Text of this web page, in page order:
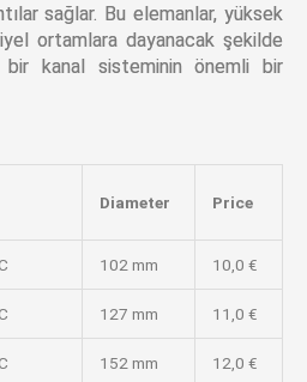
sağlar. Bu elemanlar, yüksek
ortamlara dayanacak şekilde
kanal sisteminin önemli bir
Diameter Price
102 mm 10,0 €
127 mm 11,0 €
152 mm 12,0 €